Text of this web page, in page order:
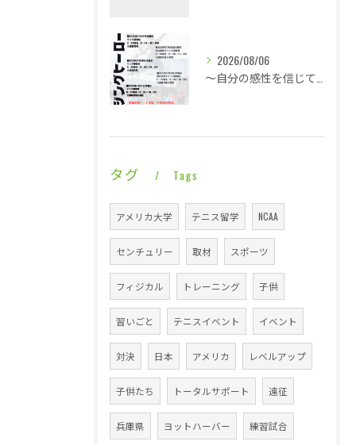
2026/08/06
～自分の感性を信じて言動し毎日1ミリ成長する～酷暑に身体は正直に反応で即就寝・・・
タグ Tags
アメリカ大学 テニス留学 NCAA
センチュリー 取材 スポーツ
フィジカル トレーニング 子供
習いごと テニスイベント イベント
対決 日本 アメリカ レベルアップ
子供たち トータルサポート 遠征
兵庫県 ヨットハーバー 練習試合